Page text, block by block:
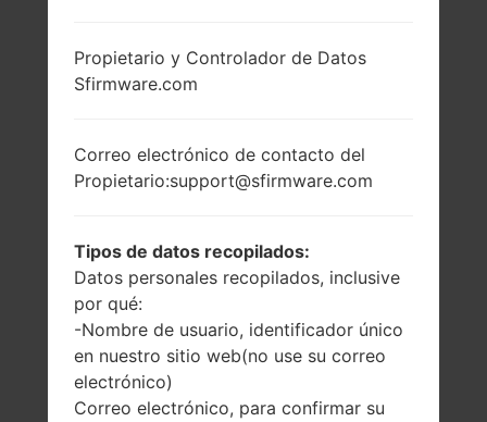
Propietario y Controlador de Datos
Sfirmware.com
Correo electrónico de contacto del
Propietario:support@sfirmware.com
Tipos de datos recopilados:
Datos personales recopilados, inclusive
por qué:
-Nombre de usuario, identificador único
en nuestro sitio web(no use su correo
electrónico)
Correo electrónico, para confirmar su